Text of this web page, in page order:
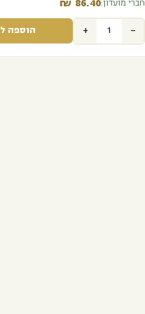
חברי מועדון: ₪ 86.40‬
-
+ הוספה